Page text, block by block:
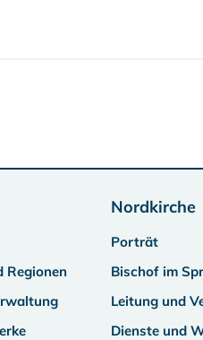
Regionen
Nordkirche
Porträt
Bischof im
Leitung und
Dienste und